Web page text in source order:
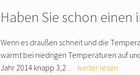
Haben Sie schon einen
Wenn es draußen schneit und die
wärmt bei niedrigen Temperaturen auf
Jahr 2014 knapp 3,2
… weiter lesen